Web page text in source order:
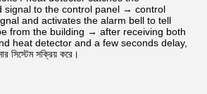
signal to the control panel → control
and activates the alarm bell to tell
from the building → after receiving both
heat detector and a few seconds delay,
সিস্টেম সক্রিয় করে।